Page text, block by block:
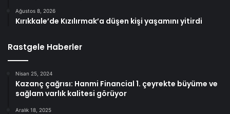
Ağustos 8, 2026
Kırıkkale’de Kızılırmak’a düşen kişi yaşamını yitirdi
Rastgele Haberler
Nisan 25, 2024
Kazanç çağrısı: Hanmi Financial 1. çeyrekte büyüme ve
sağlam varlık kalitesi görüyor
Aralık 18, 2025